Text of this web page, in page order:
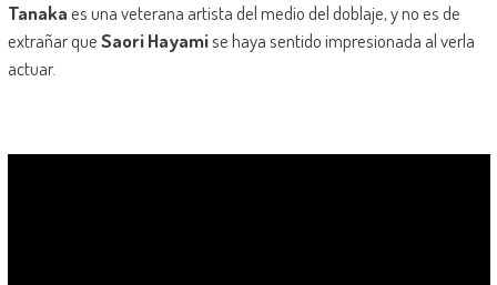
Tanakaes una veterana artista del medio del doblaje, y no es de
extrañar queSaori Hayamise haya sentido impresionada al verla
actuar.